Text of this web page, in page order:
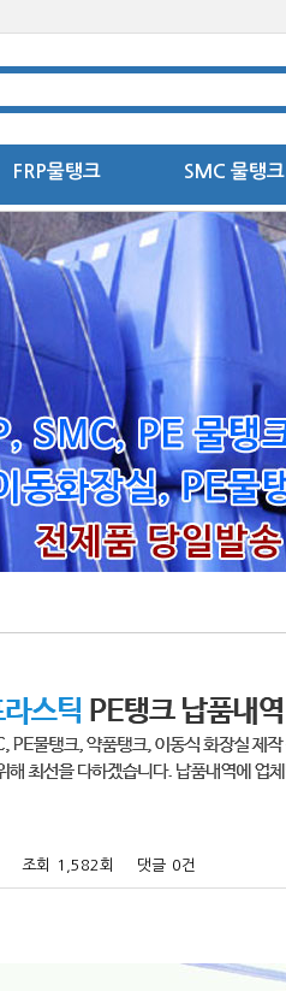
FRP물탱크 SMC 물탱크
조회 1,582회 댓글 0건